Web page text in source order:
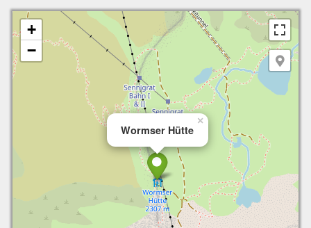
Wormser Hütte
×
+
−